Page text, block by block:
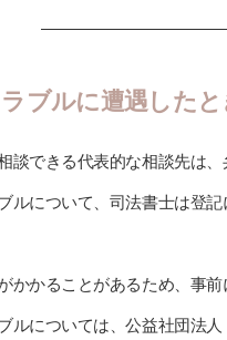
ブルに遭遇した
談できる代表的な相談先は、
ルについて、司法書士は登
かかることがあるため、事
ルについては、公益社団法